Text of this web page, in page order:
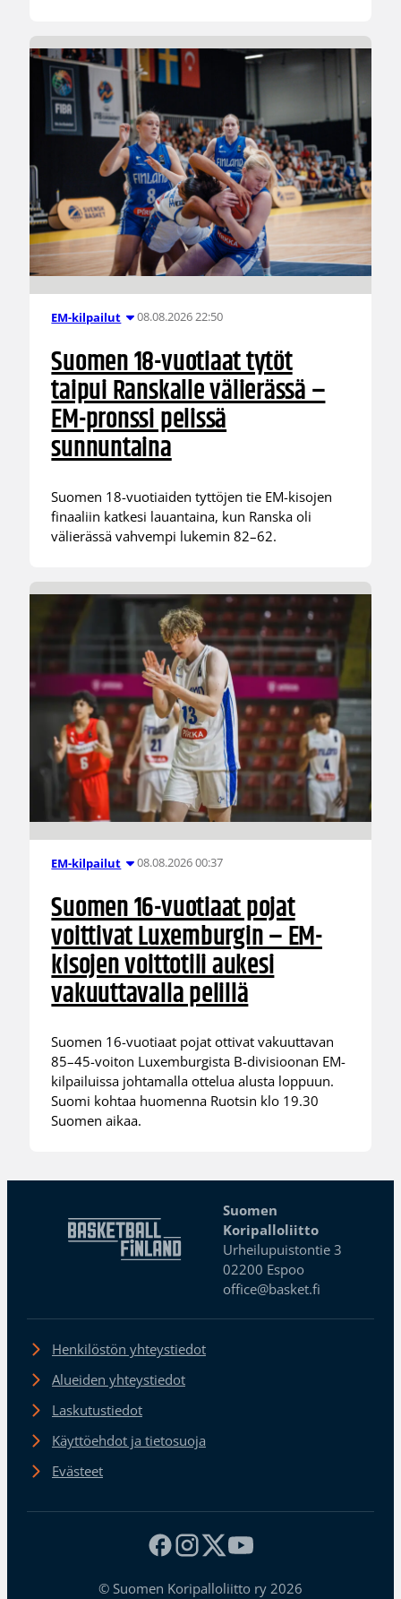
EM-kilpailut 08.08.2026 22:50
Suomen 18-vuotiaat tytöt
taipui Ranskalle välierässä –
EM-pronssi pelissä
sunnuntaina
Suomen 18-vuotiaiden tyttöjen tie EM-kisojen
finaaliin katkesi lauantaina, kun Ranska oli
välierässä vahvempi lukemin 82–62.
EM-kilpailut 08.08.2026 00:37
Suomen 16-vuotiaat pojat
voittivat Luxemburgin – EM-
kisojen voittotili aukesi
vakuuttavalla pelillä
Suomen 16-vuotiaat pojat ottivat vakuuttavan
85–45-voiton Luxemburgista B-divisioonan EM-
kilpailuissa johtamalla ottelua alusta loppuun.
Suomi kohtaa huomenna Ruotsin klo 19.30
Suomen aikaa.
Suomen
Koripalloliitto
Urheilupuistontie 3
02200 Espoo
office@basket.fi
Henkilöstön yhteystiedot
Alueiden yhteystiedot
Laskutustiedot
Käyttöehdot ja tietosuoja
Evästeet
© Suomen Koripalloliitto ry 2026